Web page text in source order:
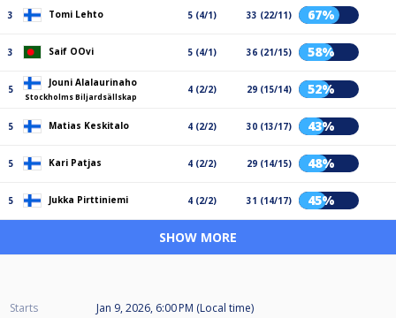
3 Tomi Lehto 5 (4/1) 33 (22/11) 67%
3 Saif OOvi 5 (4/1) 36 (21/15) 58%
5
Jouni Alalaurinaho
Stockholms Biljardsällskap
4 (2/2) 29 (15/14) 52%
5 Matias Keskitalo 4 (2/2) 30 (13/17) 43%
5 Kari Patjas 4 (2/2) 29 (14/15) 48%
5 Jukka Pirttiniemi 4 (2/2) 31 (14/17) 45%
SHOW MORE
Starts
Jan 9, 2026, 6:00 PM (Local time)